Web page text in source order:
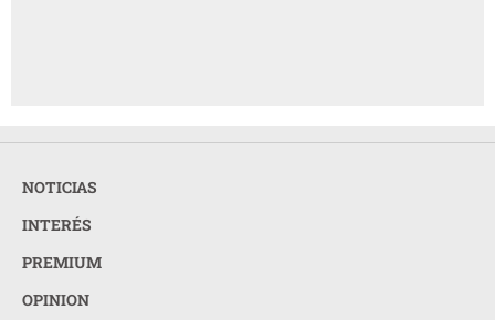
NOTICIAS
INTERÉS
PREMIUM
OPINION